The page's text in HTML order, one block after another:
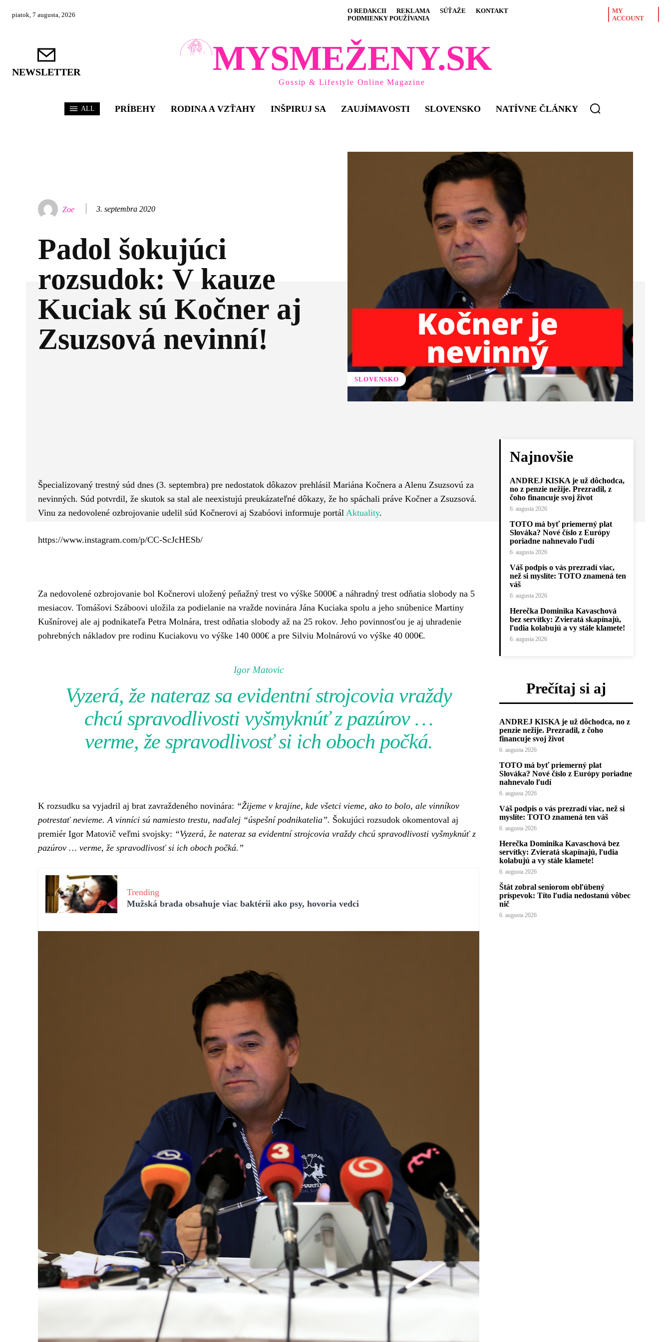
piatok, 7 augusta, 2026 O REDAKCII REKLAMA SÚŤAŽE
KONTAKT
PODMIENKY POUŽÍVANIA
MY
ACCOUNT
NEWSLETTER MYSMEŽENY.SK
Gossip & Lifestyle Online Magazine
ALL PRÍBEHY RODINA A VZŤAHY INŠPIRUJ SA ZAUJÍMAVOSTI SLOVENSKO NATÍVNE ČLÁNKY
Zoe 3. septembra 2020
Padol šokujúci
rozsudok: V kauze
Kuciak sú Kočner aj
Zsuzsová nevinní!
SLOVENSKO
Špecializovaný trestný súd dnes (3. septembra) pre nedostatok dôkazov prehlásil Mariána Kočnera a Alenu Zsuzsovú za
nevinných. Súd potvrdil, že skutok sa stal ale neexistujú preukázateľné dôkazy, že ho spáchali práve Kočner a Zsuzsová.
Vinu za nedovolené ozbrojovanie udelil súd Kočnerovi aj Szabóovi informuje portál Aktuality.
https://www.instagram.com/p/CC-ScJcHESb/
Za nedovolené ozbrojovanie bol Kočnerovi uložený peňažný trest vo výške 5000€ a náhradný trest odňatia slobody na 5
mesiacov. Tomášovi Száboovi uložila za podielanie na vražde novinára Jána Kuciaka spolu a jeho snúbenice Martiny
Kušnírovej ale aj podnikateľa Petra Molnára, trest odňatia slobody až na 25 rokov. Jeho povinnosťou je aj uhradenie
pohrebných nákladov pre rodinu Kuciakovu vo výške 140 000€ a pre Silviu Molnárovú vo výške 40 000€.
Igor Matovic
Vyzerá, že nateraz sa evidentní strojcovia vraždy
chcú spravodlivosti vyšmyknúť z pazúrov …
verme, že spravodlivosť si ich oboch počká.
K rozsudku sa vyjadril aj brat zavraždeného novinára: “Žijeme v krajine, kde všetci vieme, ako to bolo, ale vinníkov
potrestať nevieme. A vinníci sú namiesto trestu, naďalej “úspešní podnikatelia”. Šokujúci rozsudok okomentoval aj
premiér Igor Matovič veľmi svojsky: “Vyzerá, že nateraz sa evidentní strojcovia vraždy chcú spravodlivosti vyšmyknúť z
pazúrov … verme, že spravodlivosť si ich oboch počká.”
Trending
Mužská brada obsahuje viac baktérii ako psy, hovoria vedci
Najnovšie
ANDREJ KISKA je už dôchodca,
no z penzie nežije. Prezradil, z
čoho financuje svoj život
6. augusta 2026
TOTO má byť priemerný plat
Slováka? Nové číslo z Európy
poriadne nahnevalo ľudí
6. augusta 2026
Váš podpis o vás prezradí viac,
než si myslíte: TOTO znamená ten
váš
6. augusta 2026
Herečka Dominika Kavaschová
bez servítky: Zvieratá skapínajú,
ľudia kolabujú a vy stále klamete!
6. augusta 2026
Prečítaj si aj
ANDREJ KISKA je už dôchodca, no z
penzie nežije. Prezradil, z čoho
financuje svoj život
6. augusta 2026
TOTO má byť priemerný plat
Slováka? Nové číslo z Európy poriadne
nahnevalo ľudí
6. augusta 2026
Váš podpis o vás prezradí viac, než si
myslíte: TOTO znamená ten váš
6. augusta 2026
Herečka Dominika Kavaschová bez
servítky: Zvieratá skapínajú, ľudia
kolabujú a vy stále klamete!
6. augusta 2026
Štát zobral seniorom obľúbený
príspevok: Títo ľudia nedostanú vôbec
nič
6. augusta 2026